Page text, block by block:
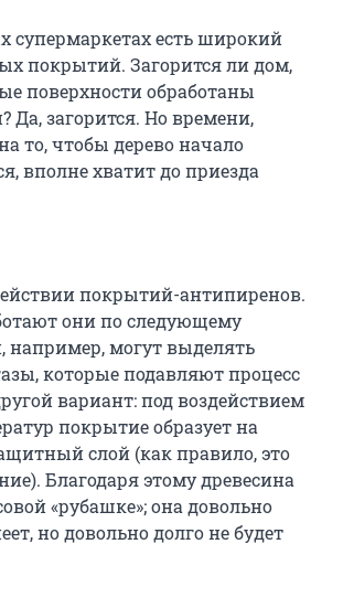
супермаркетах есть широкий
покрытий. Загорится ли дом,
поверхности обработаны
Да, загорится. Но времени,
то, чтобы дерево начало
вполне хватит до приезда
покрытий-антипиренов.
они по следующему
например, могут выделять
которые подавляют процесс
вариант: под воздействием
покрытие образует на
слой (как правило, это
Благодаря этому древесина
«рубашке»; она довольно
но довольно долго не будет